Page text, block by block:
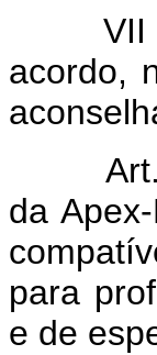
VII
acordo,
Art.
da
para
e de